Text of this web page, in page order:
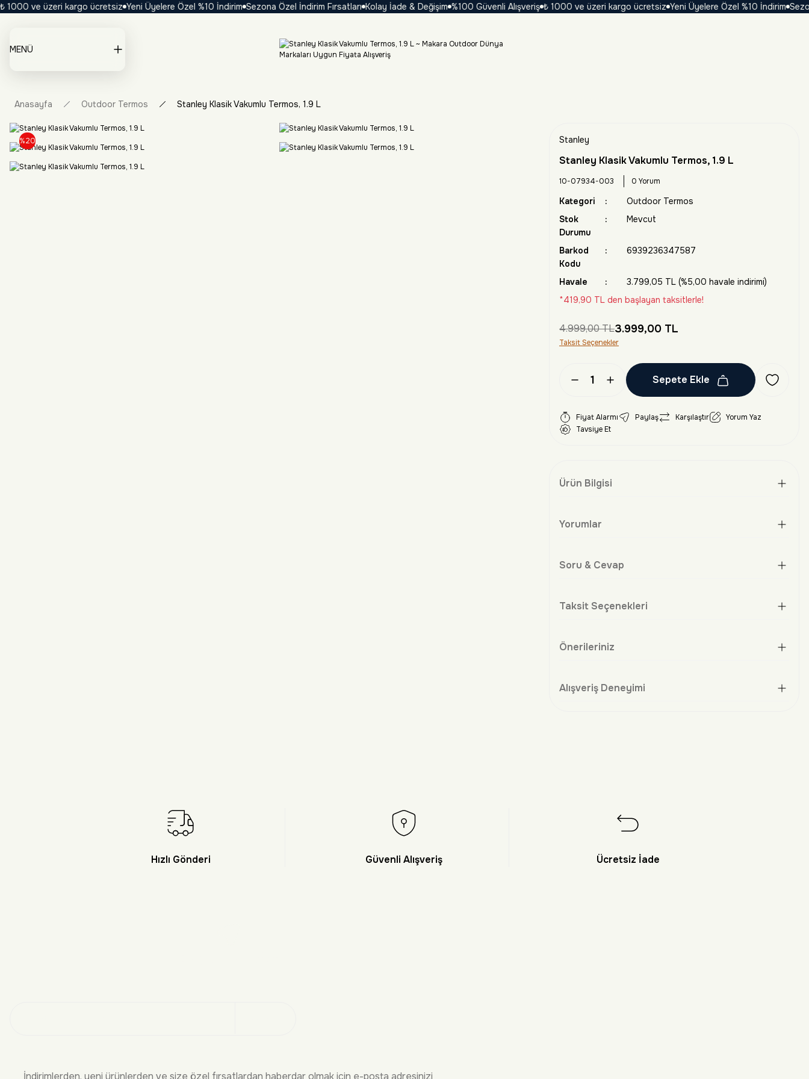
ve üzeri kargo ücretsiz Yeni Üyelere Özel %10 İndirim Sezona Özel İndirim Fırsatları Kolay İade & Değişim %100 Güvenli Alışveriş ₺ 1000 ve üzeri kargo ücretsiz Yeni Üyelere Özel %10 İndirim Sezona
MENÜ
Anasayfa Outdoor Termos Stanley Klasik Vakumlu Termos, 1.9 L
%20 Stanley
Stanley Klasik Vakumlu Termos, 1.9 L
10-07934-003 0 Yorum
Kategori
Outdoor Termos
Stok
Durumu
Mevcut
Barkod
Kodu
6939236347587
Havale
3.799,05 TL (%5,00 havale indirimi)
*419,90 TL den başlayan taksitlerle!
4.999,00 TL3.999,00 TL
Taksit Seçenekler
Sepete Ekle
Fiyat Alarmı Paylaş Karşılaştır
Yorum Yaz
Tavsiye Et
Ürün Bilgisi
Yorumlar
Soru & Cevap
Taksit Seçenekleri
Önerileriniz
Alışveriş Deneyimi
Hızlı Gönderi Güvenli Alışveriş Ücretsiz İade
İndirimlerden, yeni ürünlerden ve size özel fırsatlardan haberdar olmak için e-posta adresinizi